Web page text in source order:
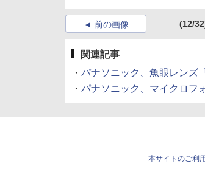
前の画像 (12/
関連記事
・ パナソニック、魚眼レンズ
・ パナソニック、マイクロフ
本サイトのご利